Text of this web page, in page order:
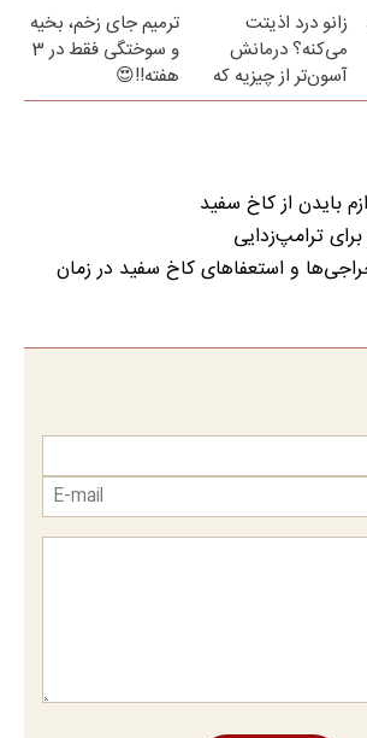
زانو درد اذیتت
می‌کنه؟ درمانش
آسون‌تر از چیزیه که
فکر
ترمیم جای زخم، بخیه
و سوختگی فقط در 3
هفته!!😍
بایدن از کاخ سفید
و استعفا‌های کاخ سفید در زمان